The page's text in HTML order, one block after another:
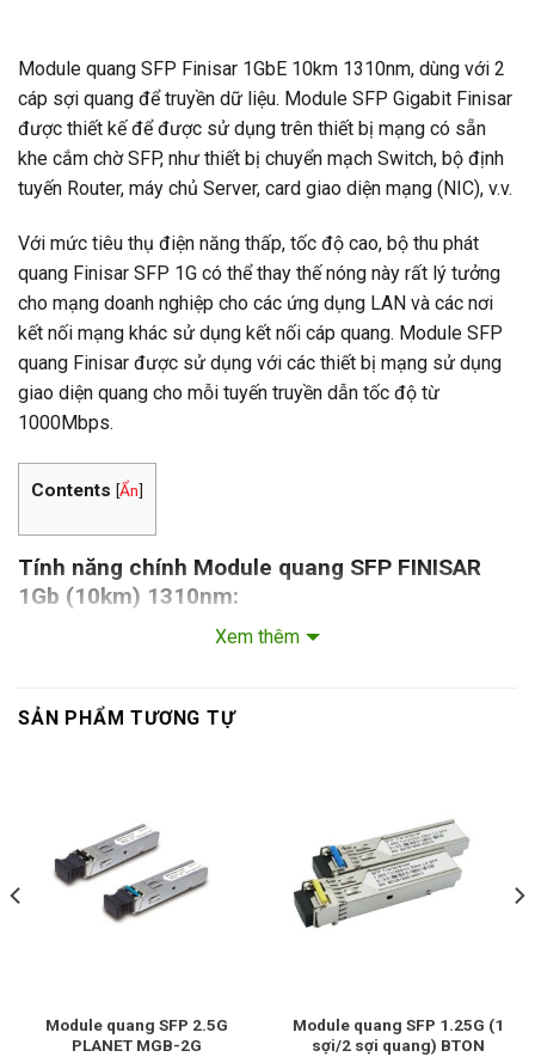
Module quang SFP Finisar 1GbE 10km 1310nm, dùng với 2
cáp sợi quang để truyền dữ liệu. Module SFP Gigabit Finisar
được thiết kế để được sử dụng trên thiết bị mạng có sẵn
khe cắm chờ SFP, như thiết bị chuyển mạch Switch, bộ định
tuyến Router, máy chủ Server, card giao diện mạng (NIC), v.v.
Với mức tiêu thụ điện năng thấp, tốc độ cao, bộ thu phát
quang Finisar SFP 1G có thể thay thế nóng này rất lý tưởng
cho mạng doanh nghiệp cho các ứng dụng LAN và các nơi
kết nối mạng khác sử dụng kết nối cáp quang. Module SFP
quang Finisar được sử dụng với các thiết bị mạng sử dụng
giao diện quang cho mỗi tuyến truyền dẫn tốc độ từ
1000Mbps.
Contents [Ẩn]
Tính năng chính Module quang SFP FINISAR
1Gb (10km) 1310nm:
Thiết kế nhỏ gọn, chuẩn SFP
Hỗ trợ tốc độ 1000BaseX (1000Mbps)
Hỗ trợ Plug and Play
Mã Finisar:FTLF1318P3BTL
Hot-pluggable SFP footprint
Xem thêm
SẢN PHẨM TƯƠNG TỰ
Module quang SFP 2.5G
PLANET MGB-2G
Module quang SFP 1.25G (1
sợi/2 sợi quang) BTON